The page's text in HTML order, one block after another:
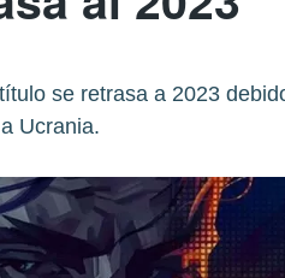
se retrasa a 2023
Ucrania.